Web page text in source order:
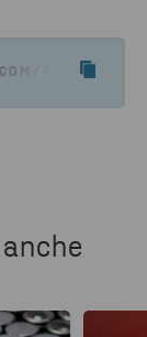
IT/NOTIZIE-